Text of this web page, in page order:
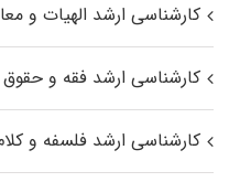
کارشناسی ارشد الهیات
کارشناسی ارشد فقه و حقوق
کارشناسی ارشد فلسفه و